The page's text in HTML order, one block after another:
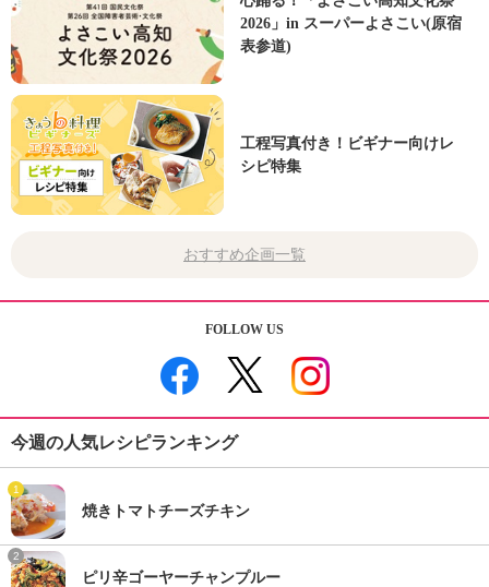
2026」in スーパーよさこい(原宿
表参道)
工程写真付き！ビギナー向けレ
シピ特集
おすすめ企画一覧
FOLLOW US
今週の人気レシピランキング
1
焼きトマトチーズチキン
2
ピリ辛ゴーヤーチャンプルー